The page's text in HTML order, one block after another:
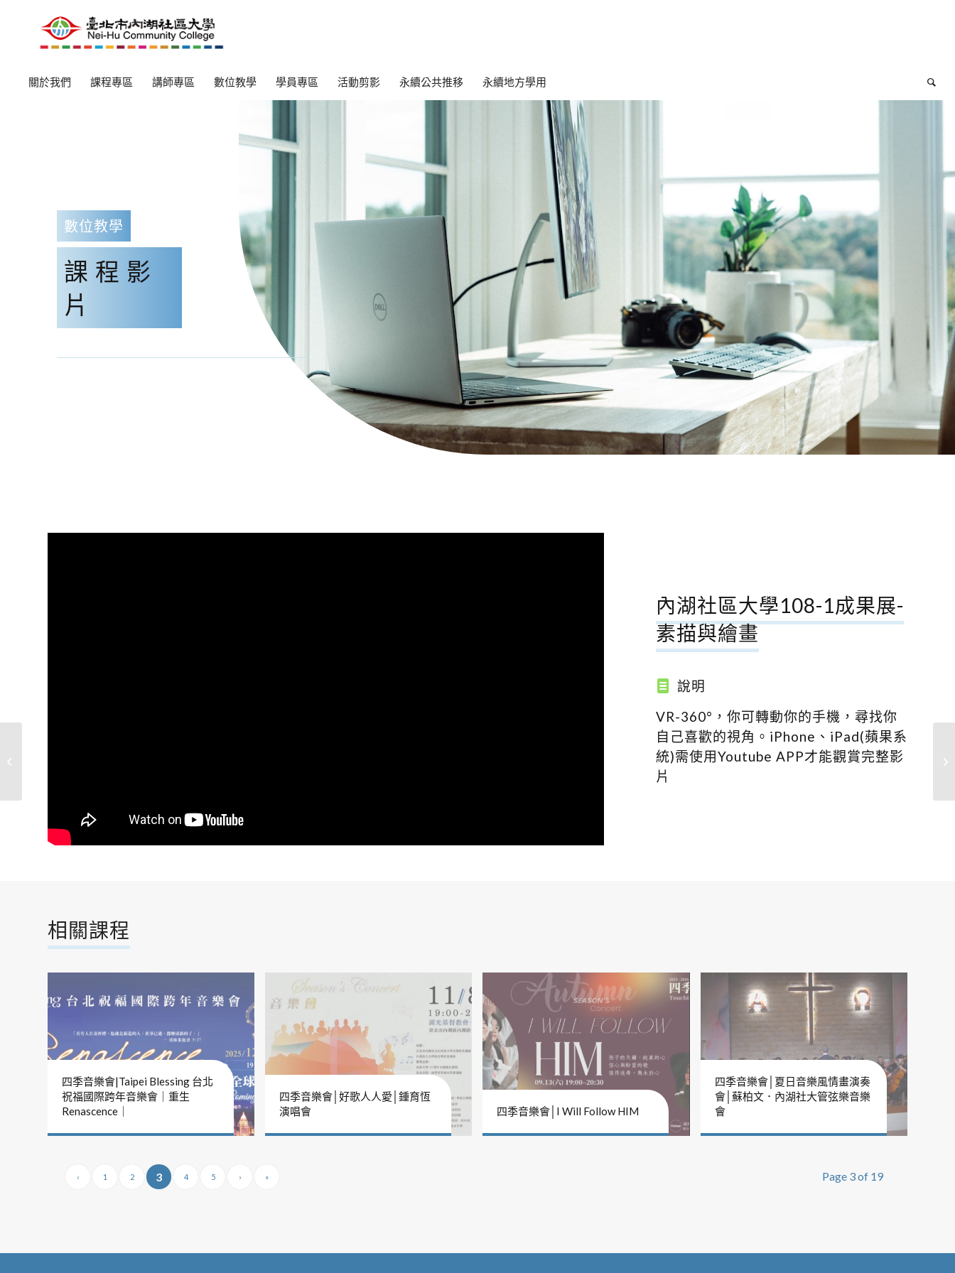
關於我們 課程專區 講師專區 數位教學 學員專區 活動剪影 永續公共推移 永續地方學用
數位教學
課程影
片
內湖社區大學108-1成果展-
素描與繪畫
說明
VR-360°，你可轉動你的手機，尋找你
自己喜歡的視角。iPhone、iPad(蘋果系
統)需使用Youtube APP才能觀賞完整影
片
相關課程
四季音樂會|Taipei Blessing 台北
祝福國際跨年音樂會｜重生
Renascence｜
四季音樂會│好歌人人愛│鍾育恆
演唱會
四季音樂會│I Will Follow HIM
四季音樂會│夏日音樂風情畫演奏
會│蘇柏文．內湖社大管弦樂音樂
會
Page 3 of 19
‹ 1 2 3 4 5 › »